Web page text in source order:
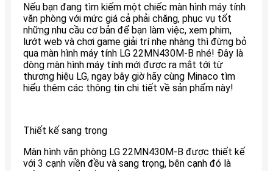
Nếu bạn đang tìm kiếm một chiếc màn hình máy tính
văn phòng với mức giá cả phải chăng, phục vụ tốt
những nhu cầu cơ bản để bạn làm việc, xem phim,
lướt web và chơi game giải trí nhẹ nhàng thì đừng bỏ
qua màn hình máy tính LG 22MN430M-B nhé! Đây là
dòng màn hình máy tính mới được ra mắt tới từ
thương hiệu LG, ngay bây giờ hãy cùng Minaco tìm
hiểu thêm các thông tin chi tiết về sản phẩm này!
Thiết kế sang trọng
Màn hình văn phòng LG 22MN430M-B được thiết kế
với 3 cạnh viền đều và sang trọng, bên cạnh đó là